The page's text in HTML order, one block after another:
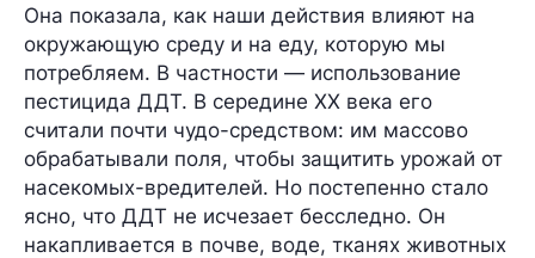
Она показала, как наши действия влияют на
окружающую среду и на еду, которую мы
потребляем. В частности — использование
пестицида ДДТ. В середине XX века его
считали почти чудо-средством: им массово
обрабатывали поля, чтобы защитить урожай от
насекомых-вредителей. Но постепенно стало
ясно, что ДДТ не исчезает бесследно. Он
накапливается в почве, воде, тканях животных